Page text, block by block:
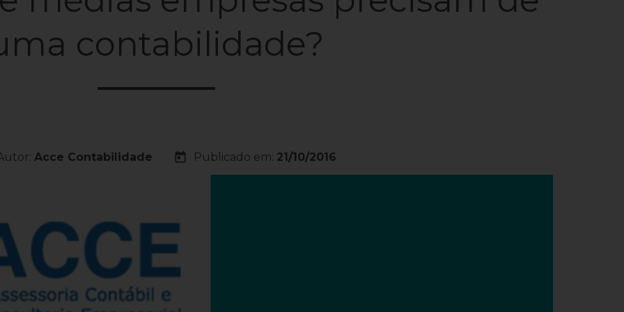
contabilidade?
Acce Contabilidade today Publicado em: 21/10/2016